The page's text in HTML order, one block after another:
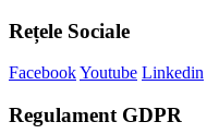
Rețele Sociale
FacebookYoutube Linkedin
Regulament GDPR